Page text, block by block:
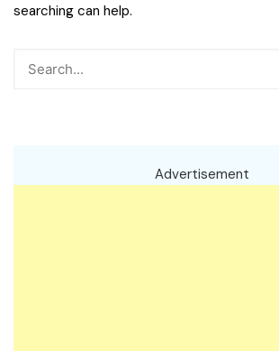
searching can help.
Advertisement